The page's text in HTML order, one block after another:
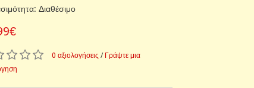
Διαθέσιμο
0 αξιολογήσεις / Γράψτε μια